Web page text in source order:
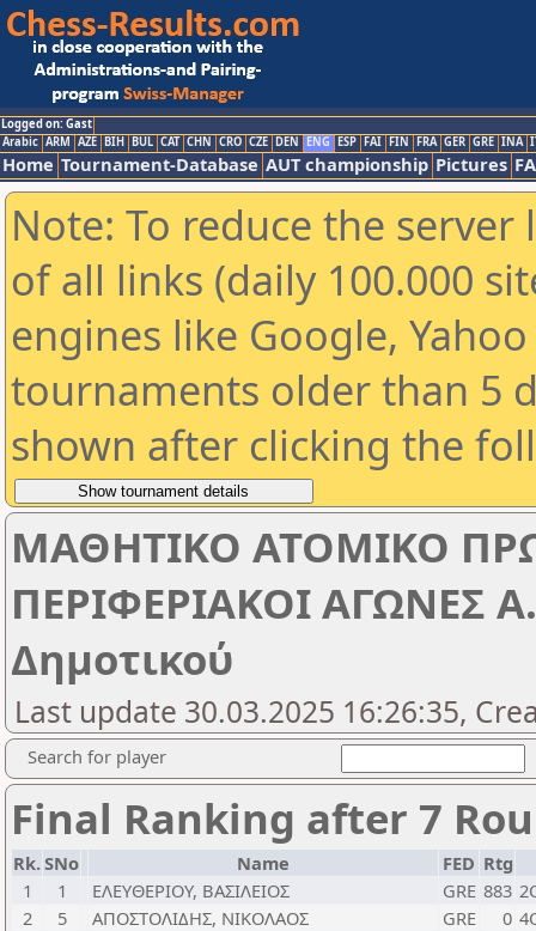
Logged on: Gast
Arabic ARM AZE BIH BUL CAT CHN CRO CZE DEN ENG ESP FAI FIN FRA GER GRE INA
Home Tournament-Database AUT championship Pictures
Note: To reduce the
of all links (daily 100.000
engines like Google,
tournaments older than 5
shown after clicking the
ΜΑΘΗΤΙΚΟ ΑΤΟΜΙΚΟ
ΠΕΡΙΦΕΡΙΑΚΟΙ ΑΓΩΝΕΣ
Δημοτικού
Last update 30.03.2025 16:26:35,
Search for player
Final Ranking after 7
Rk.SNo Name FED Rtg
1
1 ΕΛΕΥΘΕΡΙΟΥ, ΒΑΣΙΛΕΙΟΣ GRE 883
2
5 ΑΠΟΣΤΟΛΙΔΗΣ, ΝΙΚΟΛΑΟΣ GRE 0